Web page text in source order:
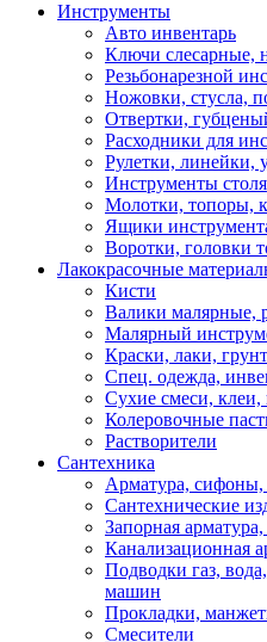
Инструменты
Авто инвентарь
Ключи слесарные,
Резьбонарезной
Ножовки, стусла,
Отвертки,
Расходники для
Рулетки, линейки,
Инструменты
Молотки, топоры,
Ящики
Воротки, головки
Лакокрасочные
Кисти
Валики малярные,
Малярный
Краски, лаки,
Спец. одежда,
Сухие смеси, клеи,
Колеровочные
Растворители
Сантехника
Арматура, сифоны,
Сантехнические
Запорная
Канализационная
Подводки газ,
машин
Прокладки,
Смесители